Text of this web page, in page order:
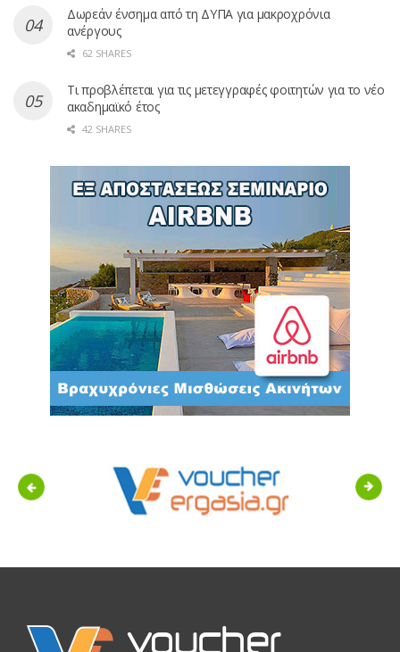
Δωρεάν ένσημα από τη ΔΥΠΑ για μακροχρόνια
ανέργους
62 SHARES
Τι προβλέπεται για τις μετεγγραφές φοιτητών για το νέο
ακαδημαϊκό έτος
42 SHARES
Previous Next